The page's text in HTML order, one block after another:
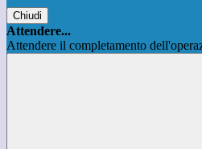
Chiudi
Attendere...
Attendere il completamento